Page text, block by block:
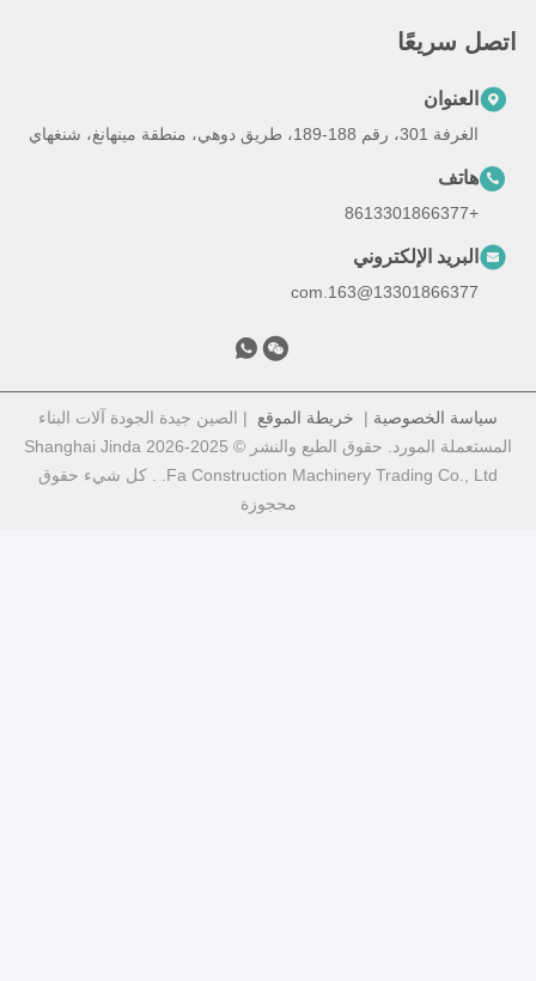
سريعًا
العنوان
الغرفة 301، رقم 188-189، طريق دوهي، منطقة مينهانغ، شنغهاي
هاتف
البريد الإلكتروني
13301866377@163.com
سياسة الخصوصية|خريطة الموقع| الصين جيدة الجودة آلات البناء
المستعملة المورد. حقوق الطبع والنشر © 2025-2026 Shanghai Jinda
Fa Construction Machinery Trading Co., Ltd. . كل شيء حقوق
محجوزة